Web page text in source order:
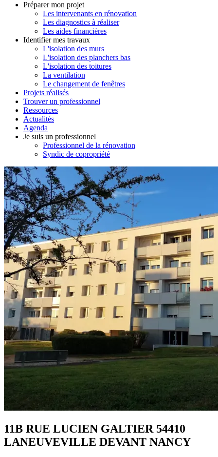
Préparer mon projet
Les intervenants en rénovation
Les diagnostics à réaliser
Les aides financières
Identifier mes travaux
L'isolation des murs
L'isolation des planchers bas
L'isolation des toitures
La ventilation
Le changement de fenêtres
Projets réalisés
Trouver un professionnel
Ressources
Actualités
Agenda
Je suis un professionnel
Professionnel de la rénovation
Syndic de copropriété
11B RUE LUCIEN GALTIER 54410
LANEUVEVILLE DEVANT NANCY